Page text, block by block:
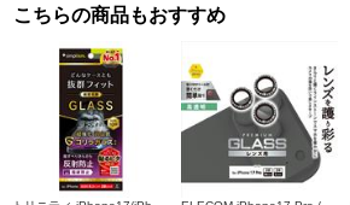
こちらの商品もおすすめ